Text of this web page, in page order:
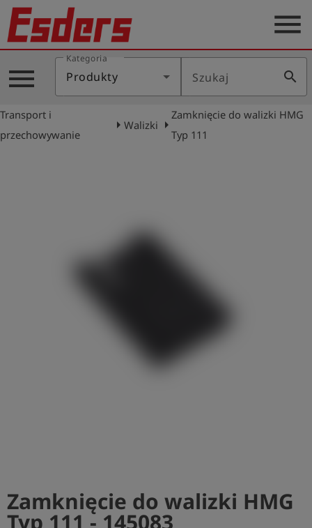
O
Produkty
menu
menu
Kategoria
Produkty Szukaj search
Transport i
przechowywanie
arrow_rightWalizki arrow_right
Zamknięcie do walizki HMG
Typ 111
Zamknięcie do walizki HMG
Typ 111 - 145083